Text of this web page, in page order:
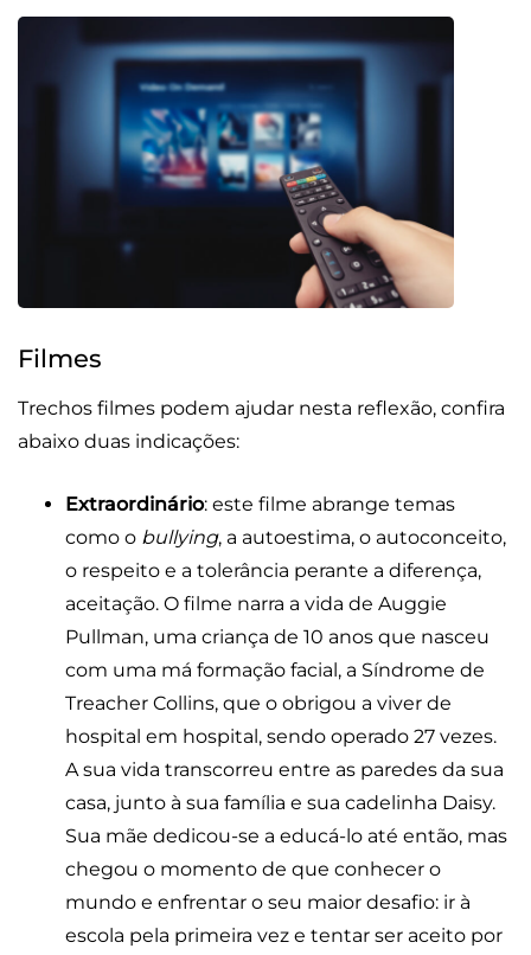
Filmes
Trechos filmes podem ajudar nesta reflexão, confira
abaixo duas indicações:
Extraordinário: este filme abrange temas
como o bullying, a autoestima, o autoconceito,
o respeito e a tolerância perante a diferença,
aceitação. O filme narra a vida de Auggie
Pullman, uma criança de 10 anos que nasceu
com uma má formação facial, a Síndrome de
Treacher Collins, que o obrigou a viver de
hospital em hospital, sendo operado 27 vezes.
A sua vida transcorreu entre as paredes da sua
casa, junto à sua família e sua cadelinha Daisy.
Sua mãe dedicou-se a educá-lo até então, mas
chegou o momento de que conhecer o
mundo e enfrentar o seu maior desafio: ir à
escola pela primeira vez e tentar ser aceito por